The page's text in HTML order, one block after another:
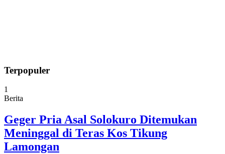
Terpopuler
1
Berita
Geger Pria Asal Solokuro Ditemukan
Meninggal di Teras Kos Tikung
Lamongan